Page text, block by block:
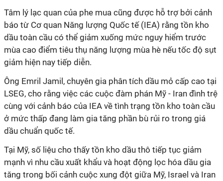
Tâm lý lạc quan của phe mua cũng được hỗ trợ bởi cảnh
báo từ Cơ quan Năng lượng Quốc tế (IEA) rằng tồn kho
dầu toàn cầu có thể giảm xuống mức nguy hiểm trước
mùa cao điểm tiêu thụ năng lượng mùa hè nếu tốc độ sụt
giảm hiện nay tiếp diễn.
Ông Emril Jamil, chuyên gia phân tích dầu mỏ cấp cao tại
LSEG, cho rằng việc các cuộc đàm phán Mỹ - Iran đình trệ
cùng với cảnh báo của IEA về tình trạng tồn kho toàn cầu
ở mức thấp đang làm gia tăng phần bù rủi ro trong giá
dầu chuẩn quốc tế.
Tại Mỹ, số liệu cho thấy tồn kho dầu thô tiếp tục giảm
mạnh vì nhu cầu xuất khẩu và hoạt động lọc hóa dầu gia
tăng trong bối cảnh cuộc xung đột giữa Mỹ, Israel và Iran